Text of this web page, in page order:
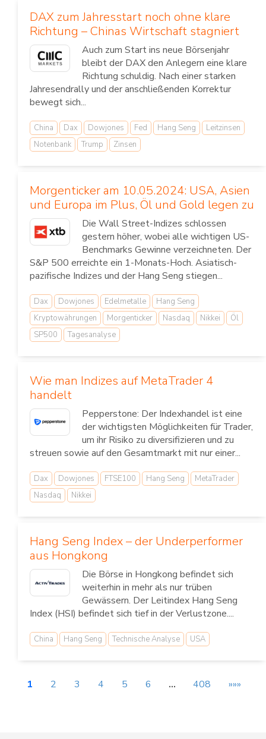
DAX zum Jahresstart noch ohne klare
Richtung – Chinas Wirtschaft stagniert
Auch zum Start ins neue Börsenjahr
bleibt der DAX den Anlegern eine klare
Richtung schuldig. Nach einer starken
Jahresendrally und der anschließenden Korrektur
bewegt sich...
China Dax Dowjones Fed Hang Seng
Leitzinsen
Notenbank
Trump Zinsen
Morgenticker am 10.05.2024: USA, Asien
und Europa im Plus, Öl und Gold legen zu
Die Wall Street-Indizes schlossen
gestern höher, wobei alle wichtigen US-
Benchmarks Gewinne verzeichneten. Der
S&P 500 erreichte ein 1-Monats-Hoch. Asiatisch-
pazifische Indizes und der Hang Seng stiegen...
Dax Dowjones Edelmetalle
Hang Seng
Kryptowährungen
Morgenticker Nasdaq Nikkei
Öl
SP500
Tagesanalyse
Wie man Indizes auf MetaTrader 4
handelt
Pepperstone: Der Indexhandel ist eine
der wichtigsten Möglichkeiten für Trader,
um ihr Risiko zu diversifizieren und zu
streuen sowie auf den Gesamtmarkt mit nur einer...
Dax Dowjones FTSE100 Hang Seng
MetaTrader
Nasdaq
Nikkei
Hang Seng Index – der Underperformer
aus Hongkong
Die Börse in Hongkong befindet sich
weiterhin in mehr als nur trüben
Gewässern. Der Leitindex Hang Seng
Index (HSI) befindet sich tief in der Verlustzone....
China Hang Seng Technische Analyse USA
1 2 3 4 5 6 … 408 »»»